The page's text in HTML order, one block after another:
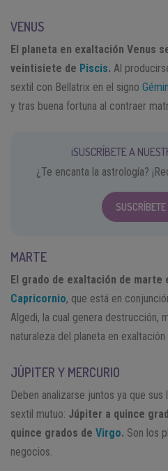
VENUS
El planeta en exaltación Venus
veintisiete de Piscis. Al
sextil con Bellatrix en el signo
y tras buena fortuna al contraer
¡SUSCRÍBETE A
¿Te encanta la astrología?
SUSCRÍBETE
MARTE
El grado de exaltación de marte
Capricornio, que está en
Algedi, la cual genera destrucción,
naturaleza del planeta en exaltación
JÚPITER Y MERCURIO
Deben analizarse juntos ya que
sextil mutuo: Júpiter a quince
quince grados de Virgo. Son los
negocios.